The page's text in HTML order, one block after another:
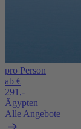
pro Person
ab €
291,-
Ägypten
Alle Angebote